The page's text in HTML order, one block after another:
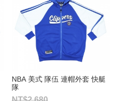
NBA 美式 隊伍 連帽外套 快艇
隊